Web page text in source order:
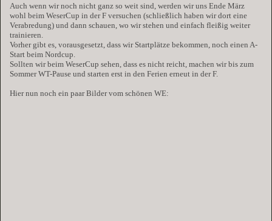
Auch wenn wir noch nicht ganz so weit sind, werden wir uns Ende März
wohl beim WeserCup in der F versuchen (schließlich haben wir dort eine
Verabredung) und dann schauen, wo wir stehen und einfach fleißig weiter
trainieren.
Vorher gibt es, vorausgesetzt, dass wir Startplätze bekommen, noch einen A-
Start beim Nordcup.
Sollten wir beim WeserCup sehen, dass es nicht reicht, machen wir bis zum
Sommer WT-Pause und starten erst in den Ferien erneut in der F.
Hier nun noch ein paar Bilder vom schönen WE: